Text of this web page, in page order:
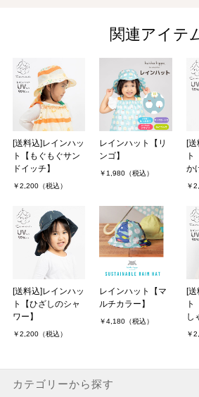
関連アイテ
[送料込]レインハッ
ト【もぐもぐサン
ドイッチ】
￥2,200（税込）
レインハット【リ
ンゴ】
￥1,980（税込）
[送
ト
か
￥
[送料込]レインハッ
ト【ひざしのシャ
ワー】
￥2,200（税込）
レインハット【マ
ルチカラー】
￥4,180（税込）
[送
ト
し
￥
カテゴリーから探す